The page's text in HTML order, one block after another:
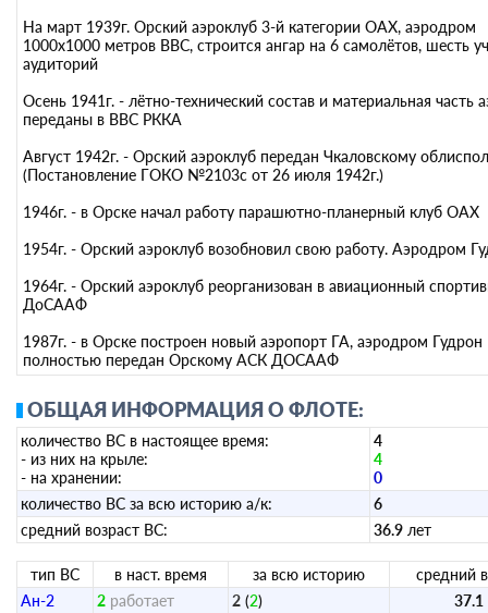
На март 1939г. Орский аэроклуб 3-й категории ОАХ, аэродром
1000х1000 метров ВВС, строится ангар на 6 самолётов, шесть
аудиторий
Осень 1941г. - лётно-технический состав и материальная часть
переданы в ВВС РККА
Август 1942г. - Орский аэроклуб передан Чкаловскому
(Постановление ГОКО №2103с от 26 июля 1942г.)
1946г. - в Орске начал работу парашютно-планерный клуб ОАХ
1954г. - Орский аэроклуб возобновил свою работу. Аэродром
1964г. - Орский аэроклуб реорганизован в авиационный
ДоСААФ
1987г. - в Орске построен новый аэропорт ГА, аэродром Гудрон
полностью передан Орскому АСК ДОСААФ
ОБЩАЯ ИНФОРМАЦИЯ О ФЛОТЕ:
количество ВС в настоящее время:
- из них на крыле:
- на хранении:
4
4
0
количество ВС за всю историю а/к:
6
средний возраст ВС:
36.9 лет
тип ВС в наст. время за всю историю
средний
Ан-2
2 работает 2 (2) 37.1